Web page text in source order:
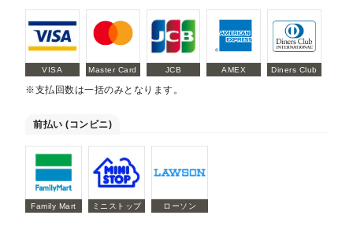
VISA Master Card JCB AMEX Diners Club
※支払回数は一括のみとなります。
前払い (コンビニ)
Family Mart ミニストップ ローソン